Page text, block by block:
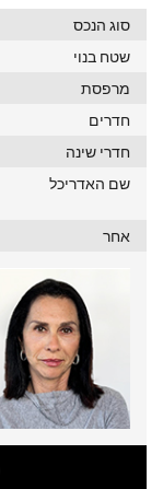
סוג הנכס
שטח בנוי
מרפסת
חדרים
חדרי שינה
שם האדריכל
אחר